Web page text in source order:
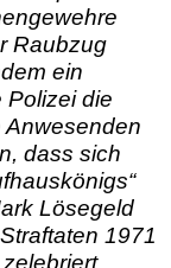
Raubzug
ein
Polizei die
Anwesenden
dass sich
Lösegeld
1971